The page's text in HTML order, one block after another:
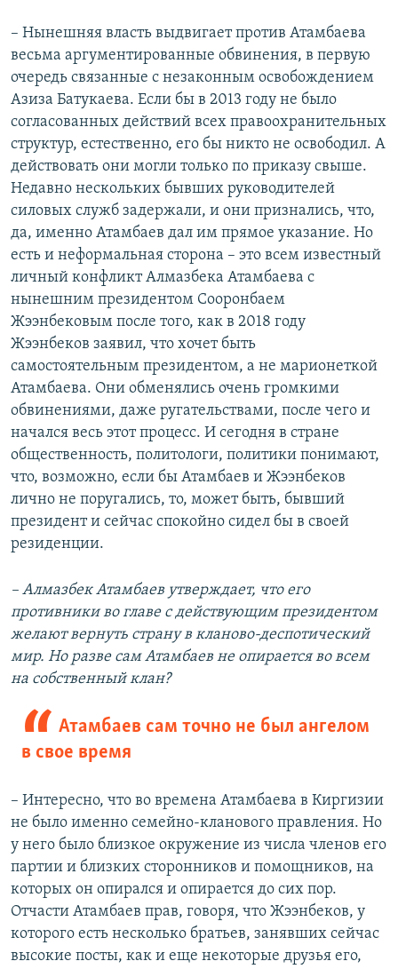
– Нынешняя власть выдвигает против Атамбаева
весьма аргументированные обвинения, в первую
очередь связанные с незаконным освобождением
Азиза Батукаева. Если бы в 2013 году не было
согласованных действий всех правоохранительных
структур, естественно, его бы никто не освободил. А
действовать они могли только по приказу свыше.
Недавно нескольких бывших руководителей
силовых служб задержали, и они признались, что,
да, именно Атамбаев дал им прямое указание. Но
есть и неформальная сторона – это всем известный
личный конфликт Алмазбека Атамбаева с
нынешним президентом Сооронбаем
Жээнбековым после того, как в 2018 году
Жээнбеков заявил, что хочет быть
самостоятельным президентом, а не марионеткой
Атамбаева. Они обменялись очень громкими
обвинениями, даже ругательствами, после чего и
начался весь этот процесс. И сегодня в стране
общественность, политологи, политики понимают,
что, возможно, если бы Атамбаев и Жээнбеков
лично не поругались, то, может быть, бывший
президент и сейчас спокойно сидел бы в своей
резиденции.
– Алмазбек Атамбаев утверждает, что его
противники во главе с действующим президентом
желают вернуть страну в кланово-деспотический
мир. Но разве сам Атамбаев не опирается во всем
на собственный клан?
Атамбаев сам точно не был ангелом
в свое время
– Интересно, что во времена Атамбаева в Киргизии
не было именно семейно-кланового правления. Но
у него было близкое окружение из числа членов его
партии и близких сторонников и помощников, на
которых он опирался и опирается до сих пор.
Отчасти Атамбаев прав, говоря, что Жээнбеков, у
которого есть несколько братьев, занявших сейчас
высокие посты, как и еще некоторые друзья его,